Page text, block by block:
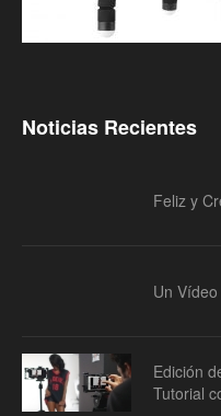
Noticias Recientes
Feliz y
Un
Edición
Tutorial